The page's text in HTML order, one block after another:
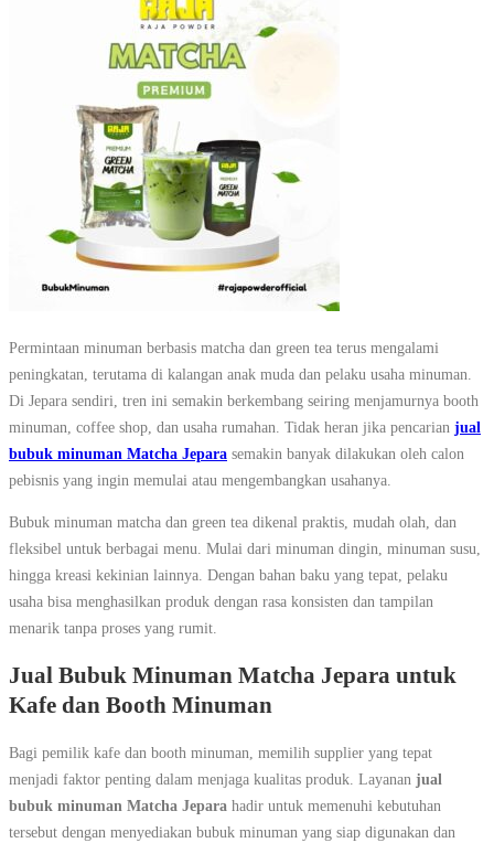
Permintaan minuman berbasis matcha dan green tea terus mengalami
peningkatan, terutama di kalangan anak muda dan pelaku usaha minuman.
Di Jepara sendiri, tren ini semakin berkembang seiring menjamurnya booth
minuman, coffee shop, dan usaha rumahan. Tidak heran jika pencarian jual
bubuk minuman Matcha Jepara semakin banyak dilakukan oleh calon
pebisnis yang ingin memulai atau mengembangkan usahanya.
Bubuk minuman matcha dan green tea dikenal praktis, mudah olah, dan
fleksibel untuk berbagai menu. Mulai dari minuman dingin, minuman susu,
hingga kreasi kekinian lainnya. Dengan bahan baku yang tepat, pelaku
usaha bisa menghasilkan produk dengan rasa konsisten dan tampilan
menarik tanpa proses yang rumit.
Jual Bubuk Minuman Matcha Jepara untuk
Kafe dan Booth Minuman
Bagi pemilik kafe dan booth minuman, memilih supplier yang tepat
menjadi faktor penting dalam menjaga kualitas produk. Layanan jual
bubuk minuman Matcha Jepara hadir untuk memenuhi kebutuhan
tersebut dengan menyediakan bubuk minuman yang siap digunakan dan